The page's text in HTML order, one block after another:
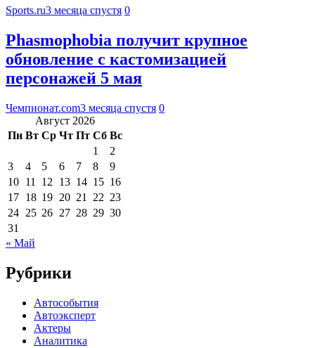
Sports.ru3 месяца спустя 0
Phasmophobia получит крупное
обновление с кастомизацией
персонажей 5 мая
Чемпионат.com3 месяца спустя 0
Август 2026
Пн Вт Ср Чт Пт Сб Вс
1
2
3
4 5 6 7 8
9
10 11 12 13 14 15 16
17 18 19 20 21 22 23
24 25 26 27 28 29 30
31
« Май
Рубрики
Автособытия
Автоэксперт
Актеры
Аналитика